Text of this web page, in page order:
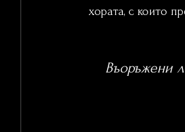
хората, с които
Въоръжени